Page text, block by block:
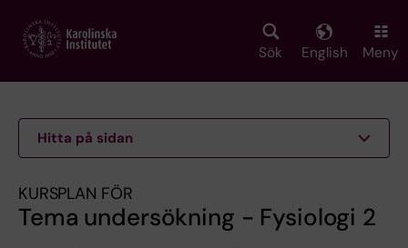
main
Sök English Meny
Hitta på sidan
KURSPLAN FÖR
Tema undersökning - Fysiologi 2